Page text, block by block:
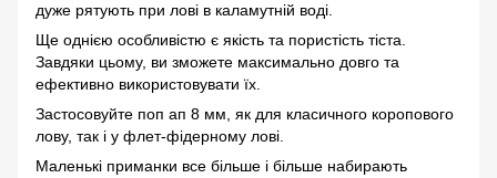
дуже рятують при лові в каламутній воді.
Ще однією особливістю є якість та пористість тіста.
Завдяки цьому, ви зможете максимально довго та
ефективно використовувати їх.
Застосовуйте поп ап 8 мм, як для класичного коропового
лову, так і у флет-фідерному лові.
Маленькі приманки все більше і більше набирають